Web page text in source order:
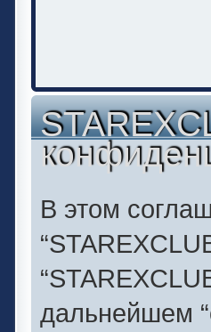
В этом
дальнейшем